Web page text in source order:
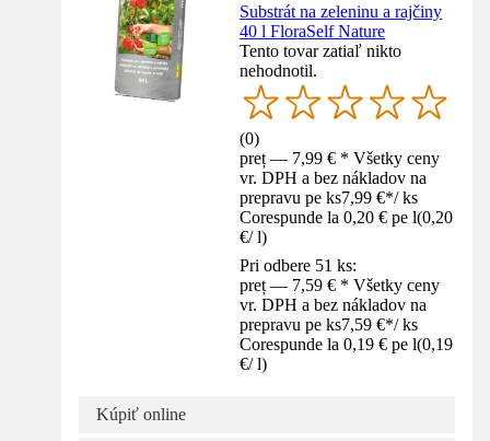
Substrát na zeleninu a rajčiny
40 l FloraSelf Nature
Tento tovar zatiaľ nikto
nehodnotil.
(0)
preț — 7,99 € * Všetky ceny
vr. DPH a bez nákladov na
prepravu pe ks7,99 €*/ ks
Corespunde la 0,20 € pe l(0,20
€/ l)
Pri odbere 51 ks:
preț — 7,59 € * Všetky ceny
vr. DPH a bez nákladov na
prepravu pe ks7,59 €*/ ks
Corespunde la 0,19 € pe l(0,19
€/ l)
Kúpiť online